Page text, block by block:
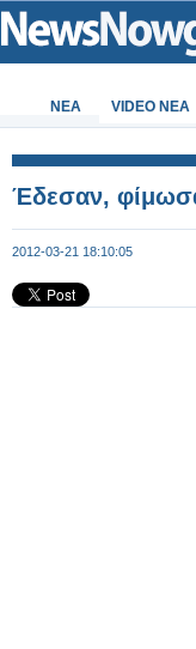
ΝΕΑ VIDEO NEA
Έδεσαν,
2012-03-21 18:10:05